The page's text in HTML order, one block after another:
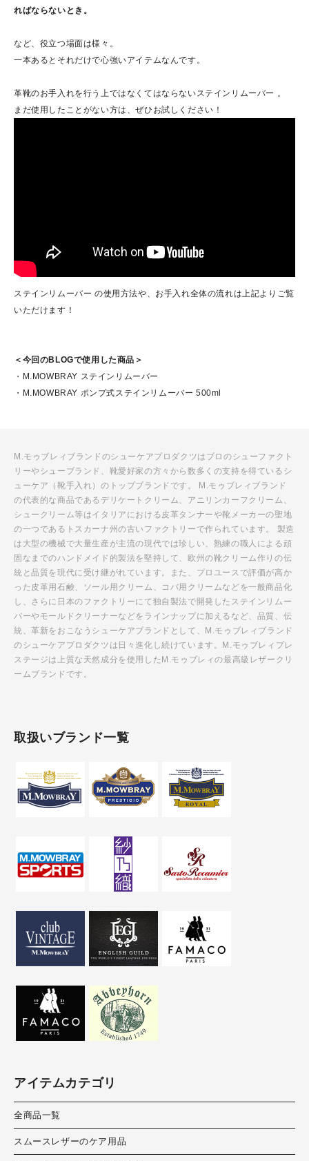
ればならないとき。
など、役立つ場面は様々。
一本あるとそれだけで心強いアイテムなんです。
革靴のお手入れを行う上ではなくてはならないステインリムーバー 。
まだ使用したことがない方は、ぜひお試しください！
ステインリムーバー の使用方法や、お手入れ全体の流れは上記よりご覧
いただけます！
＜今回のBLOGで使用した商品＞
・M.MOWBRAY ステインリムーバー
・ M.MOWBRAY ポンプ式ステインリムーバー 500ml
M.モゥブレィブランドのシューケアプロダクツはプロのシューファクト
リーやシューブランド、靴愛好家の方々から数多くの支持を得ているシ
ューケア（靴手入れ）のトップブランドです。 M.モゥブレィブランド
の代表的な商品であるデリケートクリーム、アニリンカーフクリーム、
シュークリーム等はイタリアにおける皮革タンナーや靴メーカーの聖地
の一つであるトスカーナ州の古いファクトリーで作られています。 製造
は大型の機械で大量生産が主流の現代では珍しい、熟練の職人による頑
固なまでのハンドメイド的製法を堅持して、欧州の靴クリーム作りの伝
統と品質を現代に受け継がれています。また、プロユースで評価が高か
った皮革用石鹸、ソール用クリーム、コバ用クリームなどを一般商品化
し、さらに日本のファクトリーにて独自製法で開発したステインリムー
バーやモールドクリーナーなどをラインナップに加えるなど、品質、伝
統、革新をおこなうシューケアブランドとして、M.モゥブレィブランド
のシューケアプロダクツは日々進化し続けています。M.モゥブレィプレ
ステージは上質な天然成分を使用したM.モゥブレィの最高級レザークリ
ームブランドです。
取扱いブランド一覧
アイテムカテゴリ
全商品一覧
スムースレザーのケア用品